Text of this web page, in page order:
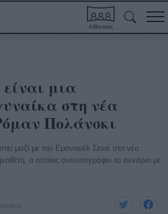
Αίθουσες
μια
στη νέα
Πολάνσκι
μαζί με την Εμανουέλ Σενιέ στο νέο
ο οποίος συνυπογράφει το σενάριο με